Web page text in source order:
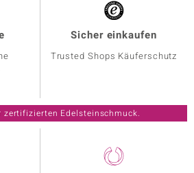
Sicher einkaufen
Trusted Shops Käuferschutz
zertifizierten Edelsteinschmuck.